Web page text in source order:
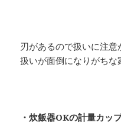
刃があるので扱いに注意
扱いが面倒になりがちな
・炊飯器OKの計量カッ